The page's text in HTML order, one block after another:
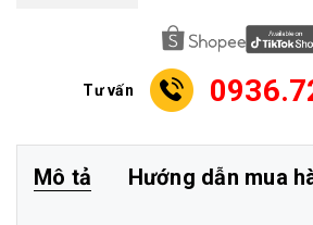
Tư vấn
Mô tả Hướng dẫn mua